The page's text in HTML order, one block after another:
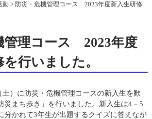
動 > 防災・危機管理コース 2023年度新入生研修
管理コース 2023年度
行いました。
）に防災・危機管理コースの新入生を歓
災まち歩き」を行いました。新入生は4－5
分かれて3年生が出題するクイズに答えなが